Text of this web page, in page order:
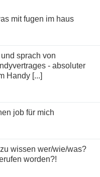
mit fugen im haus
- absoluter
Handy [...]
job für mich
worden?!